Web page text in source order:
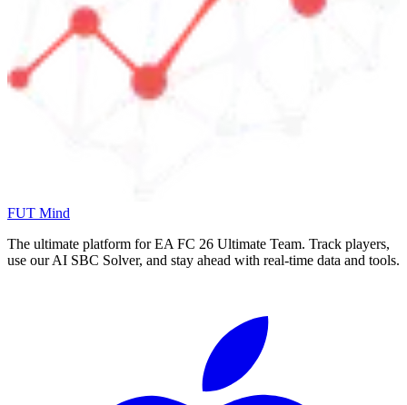
FUT Mind
The ultimate platform for EA FC 26 Ultimate Team. Track players,
use our AI SBC Solver, and stay ahead with real-time data and tools.